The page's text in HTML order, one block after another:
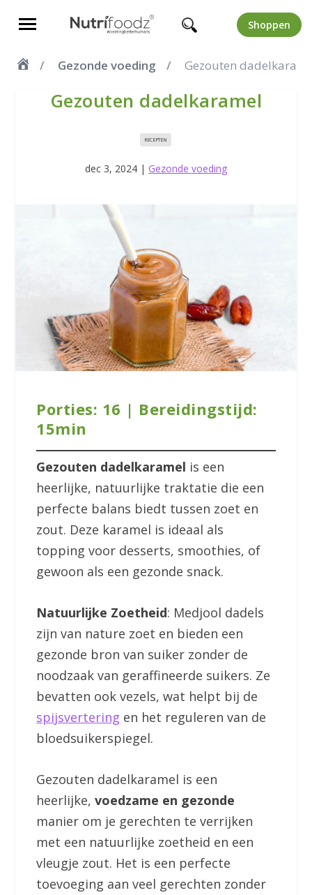
Shoppen
Gezonde voeding Gezouten
Gezouten dadelkaramel
RECEPTEN
dec 3, 2024 | Gezonde voeding
Porties: 16 | Bereidingstijd:
15min
Gezouten dadelkaramel is een
heerlijke, natuurlijke traktatie die een
perfecte balans biedt tussen zoet en
zout. Deze karamel is ideaal als
topping voor desserts, smoothies, of
gewoon als een gezonde snack.
Natuurlijke Zoetheid: Medjool dadels
zijn van nature zoet en bieden een
gezonde bron van suiker zonder de
noodzaak van geraffineerde suikers. Ze
bevatten ook vezels, wat helpt bij de
spijsvertering en het reguleren van de
bloedsuikerspiegel.
Gezouten dadelkaramel is een
heerlijke,voedzame en gezonde
manier om je gerechten te verrijken
met een natuurlijke zoetheid en een
vleugje zout. Het is een perfecte
toevoeging aan veel gerechten zonder